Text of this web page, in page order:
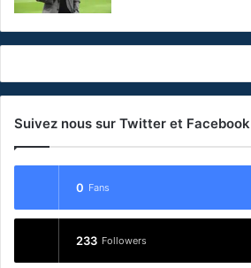
Suivez nous sur Twitter et Facebook
0 Fans
233 Followers